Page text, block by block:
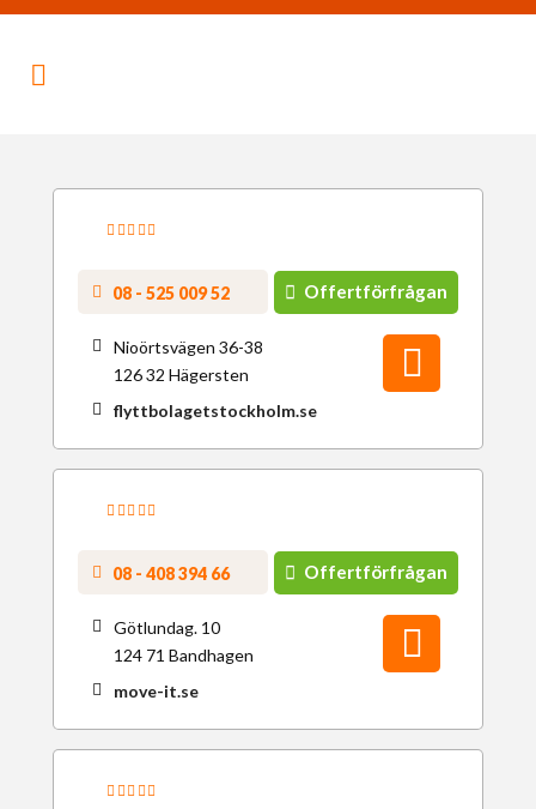
08 - 525 009 52 Offertförfrågan
Nioörtsvägen 36-38
126 32 Hägersten
flyttbolagetstockholm.se
08 - 408 394 66 Offertförfrågan
Götlundag. 10
124 71 Bandhagen
move-it.se